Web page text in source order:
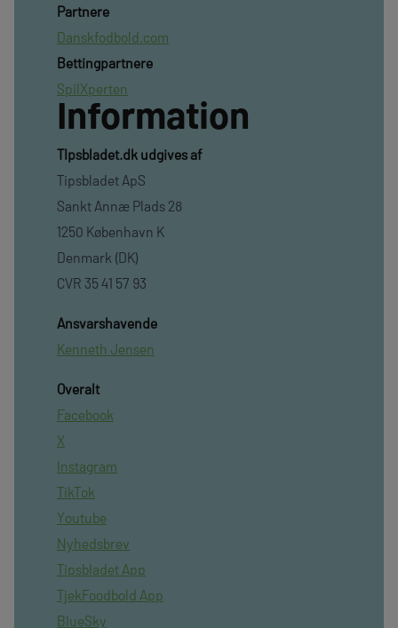
Partnere
Danskfodbold.com
Bettingpartnere
SpilXperten
Information
TIpsbladet.dk udgives af
Tipsbladet ApS
Sankt Annæ Plads 28
1250 København K
Denmark (DK)
CVR 35 41 57 93
Ansvarshavende
Kenneth Jensen
Overalt
Facebook
X
Instagram
TikTok
Youtube
Nyhedsbrev
Tipsbladet App
TjekFoodbold App
BlueSky